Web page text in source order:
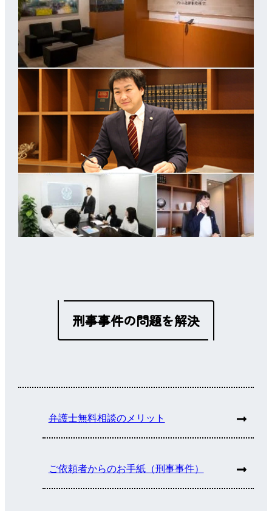
刑事事件の問題を解決
弁護士無料相談のメリット
ご依頼者からのお手紙（刑事事件）